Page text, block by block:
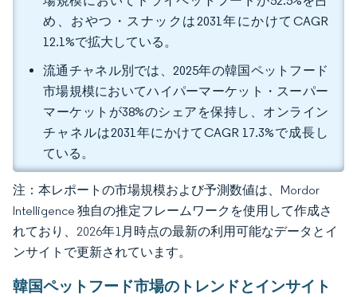
め、おやつ・スナックは2031年にかけてCAGR
12.1%で拡大している。
流通チャネル別では、2025年の韓国ペットフード
市場規模においてハイパーマーケット・スーパー
マーケットが38%のシェアを保持し、オンライン
チャネルは2031年にかけてCAGR 17.3%で成長し
ている。
注：本レポートの市場規模および予測数値は、Mordor
Intelligence 独自の推定フレームワークを使用して作成さ
れており、2026年1月時点の最新の利用可能なデータとイ
ンサイトで更新されています。
韓国ペットフード市場のトレンドとインサイト